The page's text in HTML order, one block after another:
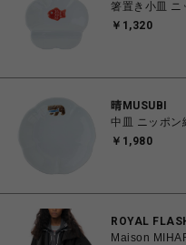
箸置き小皿 ニ
￥1,320
晴MUSUBI
中皿 ニッポン
￥1,980
ROYAL
Maison